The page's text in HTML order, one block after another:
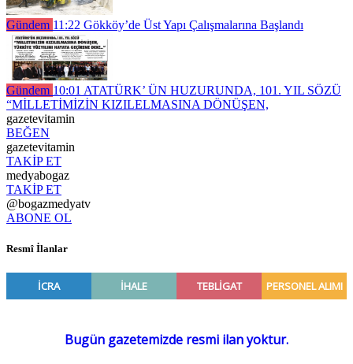
Gündem 11:22 Gökköy’de Üst Yapı Çalışmalarına Başlandı
Gündem 10:01 ATATÜRK’ ÜN HUZURUNDA, 101. YIL SÖZÜ
“MİLLETİMİZİN KIZILELMASINA DÖNÜŞEN,
gazetevitamin
BEĞEN
gazetevitamin
TAKİP ET
medyabogaz
TAKİP ET
@bogazmedyatv
ABONE OL
Resmî İlanlar